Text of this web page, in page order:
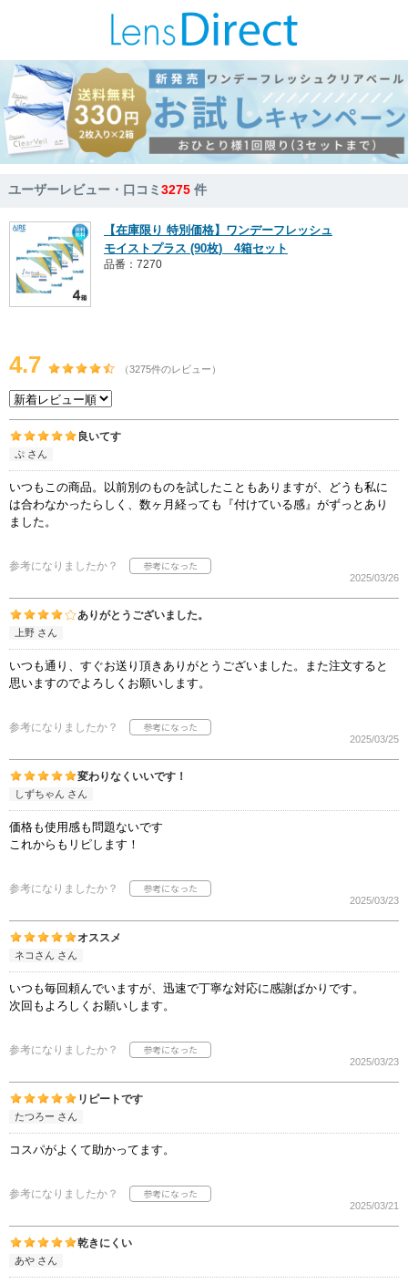
ユーザーレビュー・口コミ3275 件
【在庫限り 特別価格】ワンデーフレッシュ
モイストプラス (90枚) 4箱セット
品番：7270
4.7 （3275件のレビュー）
良いてす
ぷ さん
いつもこの商品。以前別のものを試したこともありますが、どうも私に
は合わなかったらしく、数ヶ月経っても『付けている感』がずっとあり
ました。
参考になりましたか？
2025/03/26
ありがとうございました。
上野 さん
いつも通り、すぐお送り頂きありがとうございました。また注文すると
思いますのでよろしくお願いします。
参考になりましたか？
2025/03/25
変わりなくいいです！
しずちゃん さん
価格も使用感も問題ないです
これからもリピします！
参考になりましたか？
2025/03/23
オススメ
ネコさん さん
いつも毎回頼んでいますが、迅速で丁寧な対応に感謝ばかりです。
次回もよろしくお願いします。
参考になりましたか？
2025/03/23
リピートです
たつろー さん
コスパがよくて助かってます。
参考になりましたか？
2025/03/21
乾きにくい
あや さん